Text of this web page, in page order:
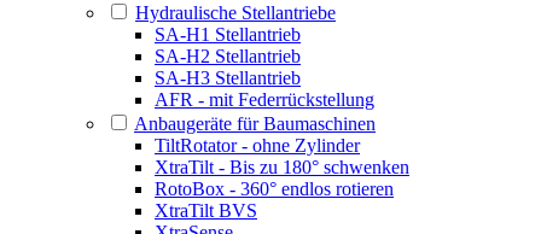
Hydraulische Stellantriebe
SA-H1 Stellantrieb
SA-H2 Stellantrieb
SA-H3 Stellantrieb
AFR - mit Federrückstellung
Anbaugeräte für Baumaschinen
TiltRotator - ohne Zylinder
XtraTilt - Bis zu 180° schwenken
RotoBox - 360° endlos rotieren
XtraTilt BVS